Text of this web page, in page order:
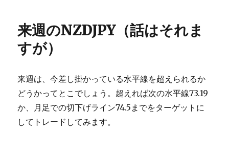
来週のNZDJPY（話はそれま
すが）
来週は、今差し掛かっている水平線を超えられるか
どうかってとこでしょう。超えれば次の水平線73.19
か、月足での切下げライン74.5までをターゲットに
してトレードしてみます。